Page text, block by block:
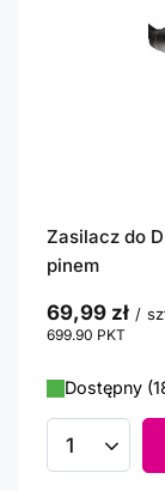
Zasilacz do
pinem
69,99 zł /
699.90 PKT
Dostępny
Ilość